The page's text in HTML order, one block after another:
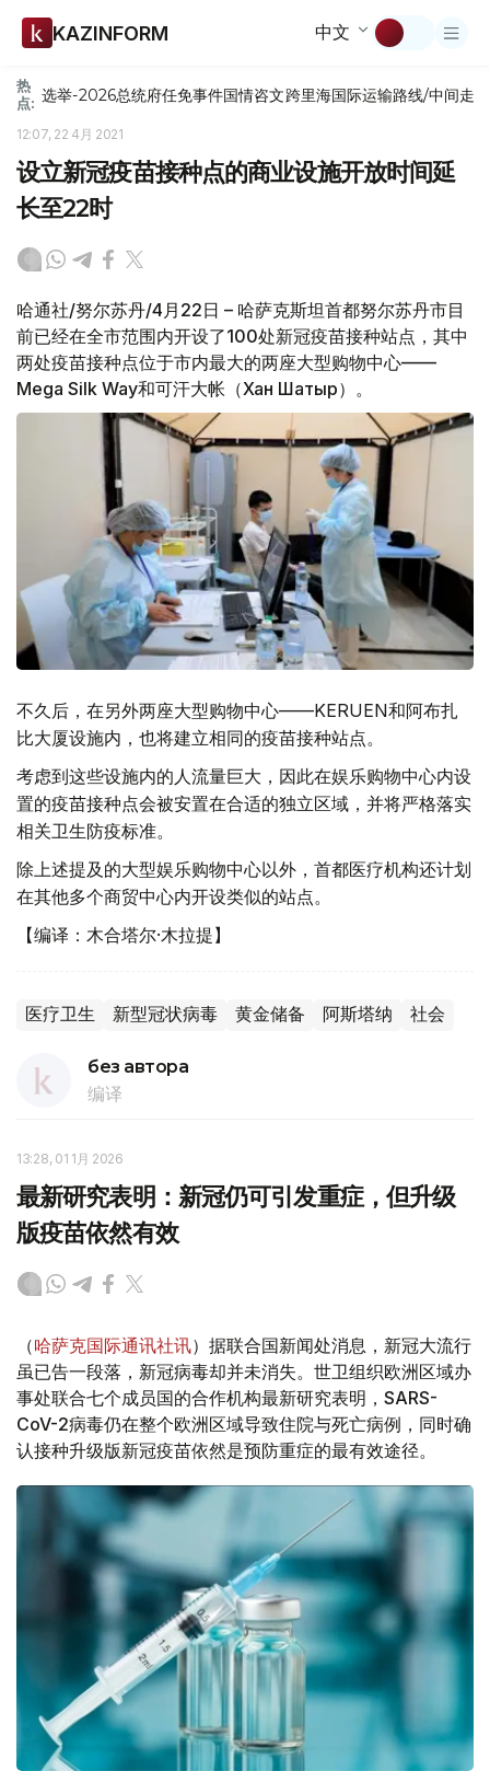
KAZINFORM 中文
热
点: 选举-2026总统府任免事件国情咨文跨里海国际运输路线/中间走廊
12:07, 22 4月 2021
设立新冠疫苗接种点的商业设施开放时间延
长至22时
哈通社/努尔苏丹/4月22日 – 哈萨克斯坦首都努尔苏丹市目
前已经在全市范围内开设了100处新冠疫苗接种站点，其中
两处疫苗接种点位于市内最大的两座大型购物中心——
Mega Silk Way和可汗大帐（Хан Шатыр）。
不久后，在另外两座大型购物中心——KERUEN和阿布扎
比大厦设施内，也将建立相同的疫苗接种站点。
考虑到这些设施内的人流量巨大，因此在娱乐购物中心内设
置的疫苗接种点会被安置在合适的独立区域，并将严格落实
相关卫生防疫标准。
除上述提及的大型娱乐购物中心以外，首都医疗机构还计划
在其他多个商贸中心内开设类似的站点。
【编译：木合塔尔·木拉提】
医疗卫生 新型冠状病毒 黄金储备 阿斯塔纳 社会
без автора
编译
13:28, 01 1月 2026
最新研究表明：新冠仍可引发重症，但升级
版疫苗依然有效
（哈萨克国际通讯社讯）据联合国新闻处消息，新冠大流行
虽已告一段落，新冠病毒却并未消失。世卫组织欧洲区域办
事处联合七个成员国的合作机构最新研究表明，SARS-
CoV-2病毒仍在整个欧洲区域导致住院与死亡病例，同时确
认接种升级版新冠疫苗依然是预防重症的最有效途径。